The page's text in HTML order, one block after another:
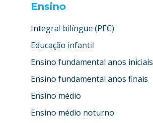
Ensino
Integral bilíngue (PEC)
Educação infantil
Ensino fundamental anos iniciais
Ensino fundamental anos finais
Ensino médio
Ensino médio noturno